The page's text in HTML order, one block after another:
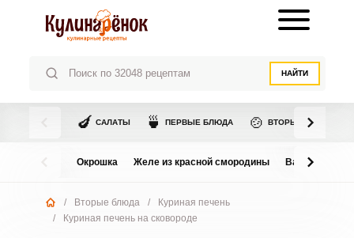
НАЙТИ
🍆 САЛАТЫ 🍵 ПЕРВЫЕ БЛЮДА 🍲 ВТОРЫЕ БЛЮДА
Окрошка Желе из красной смородины Варенье из
/ Вторые блюда /
Куриная печень
/
Куриная печень на сковороде